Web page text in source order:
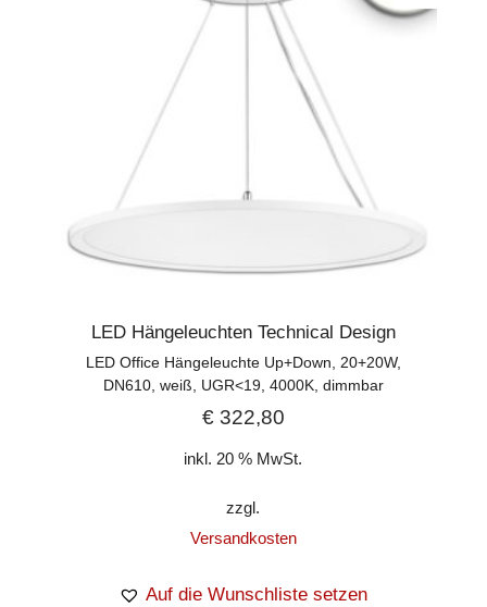
LED Hängeleuchten Technical Design
LED Office Hängeleuchte Up+Down, 20+20W,
DN610, weiß, UGR<19, 4000K, dimmbar
€322,80
inkl. 20 % MwSt.
zzgl.
Versandkosten
Auf die Wunschliste setzen